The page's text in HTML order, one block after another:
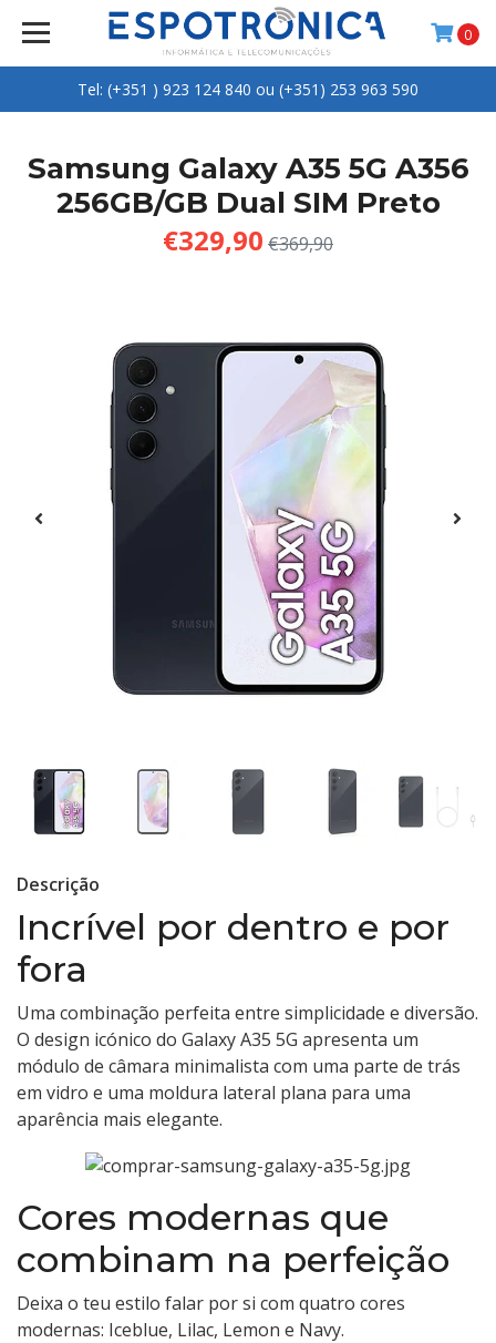
Tel: (+351 ) 923 124 840 ou (+351) 253 963 590
0
Samsung Galaxy A35 5G A356
256GB/GB Dual SIM Preto
€329,90 €369,90
Descrição
Incrível por dentro e por
fora
Uma combinação perfeita entre simplicidade e diversão.
O design icónico do Galaxy A35 5G apresenta um
módulo de câmara minimalista com uma parte de trás
em vidro e uma moldura lateral plana para uma
aparência mais elegante.
Cores modernas que
combinam na perfeição
Deixa o teu estilo falar por si com quatro cores
modernas: Iceblue, Lilac, Lemon e Navy.